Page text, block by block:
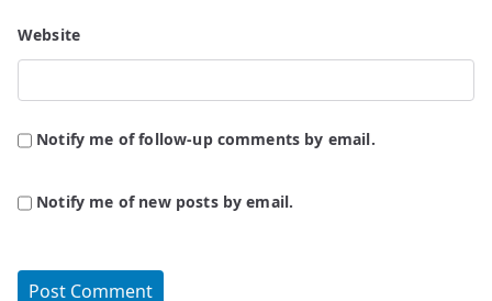
Website
Notify me of follow-up comments by email.
Notify me of new posts by email.